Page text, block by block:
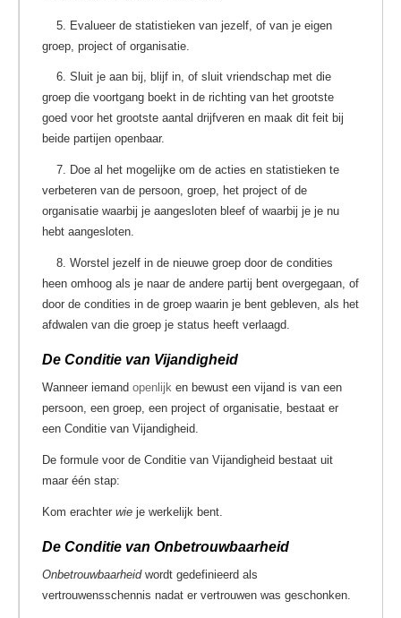
5. Evalueer de statistieken van jezelf, of van je eigen
groep, project of organisatie.
6. Sluit je aan bij, blijf in, of sluit vriendschap met die
groep die voortgang boekt in de richting van het grootste
goed voor het grootste aantal drijfveren en maak dit feit bij
beide partijen openbaar.
7. Doe al het mogelijke om de acties en statistieken te
verbeteren van de persoon, groep, het project of de
organisatie waarbij je aangesloten bleef of waarbij je je nu
hebt aangesloten.
8. Worstel jezelf in de nieuwe groep door de condities
heen omhoog als je naar de andere partij bent overgegaan, of
door de condities in de groep waarin je bent gebleven, als het
afdwalen van die groep je status heeft verlaagd.
De Conditie van Vijandigheid
Wanneer iemand openlijk en bewust een vijand is van een
persoon, een groep, een project of organisatie, bestaat er
een Conditie van Vijandigheid.
De formule voor de Conditie van Vijandigheid bestaat uit
maar één stap:
Kom erachter wie je werkelijk bent.
De Conditie van Onbetrouwbaarheid
Onbetrouwbaarheidwordt gedefinieerd als
vertrouwensschennis nadat er vertrouwen was geschonken.